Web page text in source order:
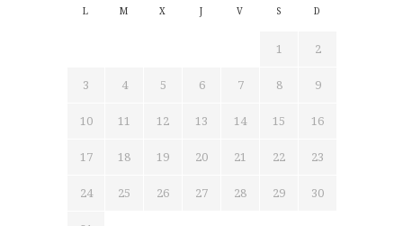
L M X J V S D
1 2
3 4 5 6 7 8 9
10 11 12 13 14 15 16
17 18 19 20 21 22 23
24 25 26 27 28 29 30